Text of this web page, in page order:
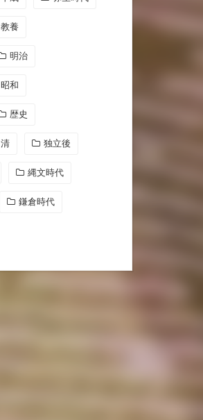
教養
明治
昭和
歴史
清 独立後
縄文時代
鎌倉時代